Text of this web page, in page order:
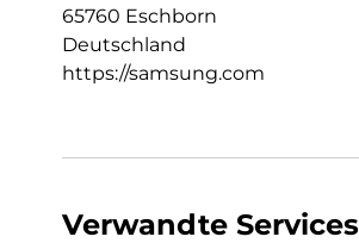
65760 Eschborn
Deutschland
https://samsung.com
Verwandte Services